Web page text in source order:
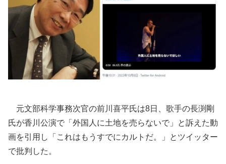
元文部科学事務次官の前川喜平氏は8日、歌手の長渕剛
氏が香川公演で「外国人に土地を売らないで」と訴えた動
画を引用し「これはもうすでにカルトだ。」とツイッター
で批判した。